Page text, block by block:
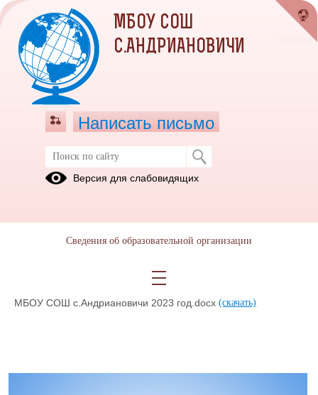
План работы комиссии по
противодействию коррупции в МБОУ
План работы комиссии по противодействию коррупции в
МБОУ СОШ с.Андриановичи 2023 год.docx (скачать)
МБОУ СОШ
С.АНДРИАНОВИЧИ
Написать письмо
Версия для слабовидящих
Сведения об образовательной организации